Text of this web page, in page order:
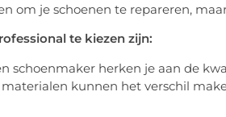
om je schoenen te repareren,
te kiezen zijn:
schoenmaker herken je aan de
kunnen het verschil